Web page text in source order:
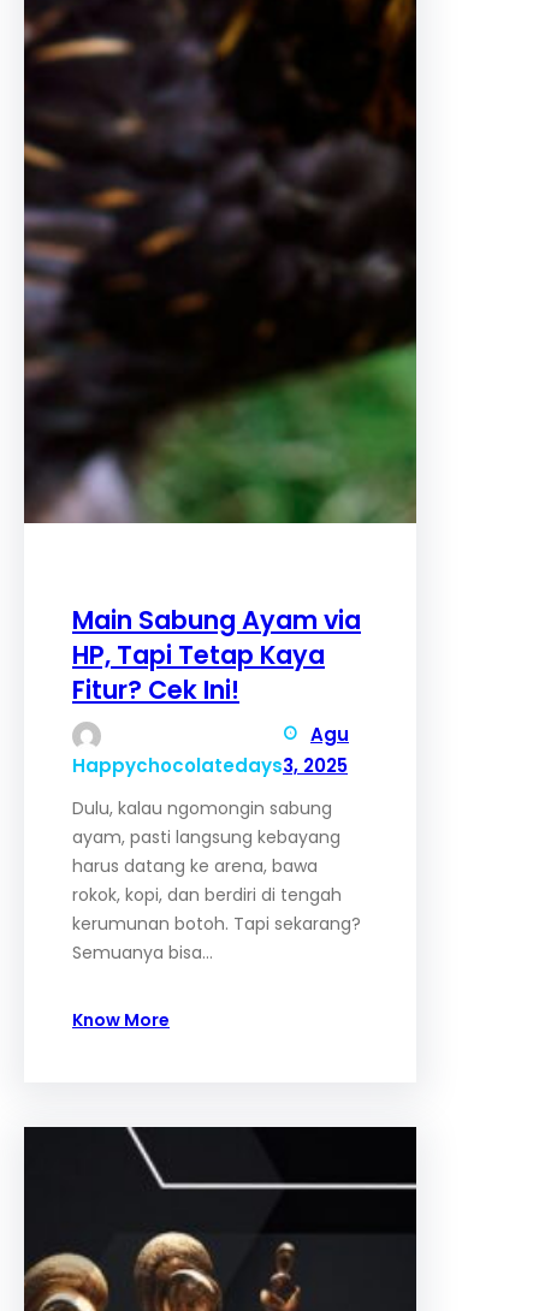
Main Sabung Ayam via
HP, Tapi Tetap Kaya
Fitur? Cek Ini!
Happychocolatedays
Agu
3, 2025
Dulu, kalau ngomongin sabung
ayam, pasti langsung kebayang
harus datang ke arena, bawa
rokok, kopi, dan berdiri di tengah
kerumunan botoh. Tapi sekarang?
Semuanya bisa…
Know More